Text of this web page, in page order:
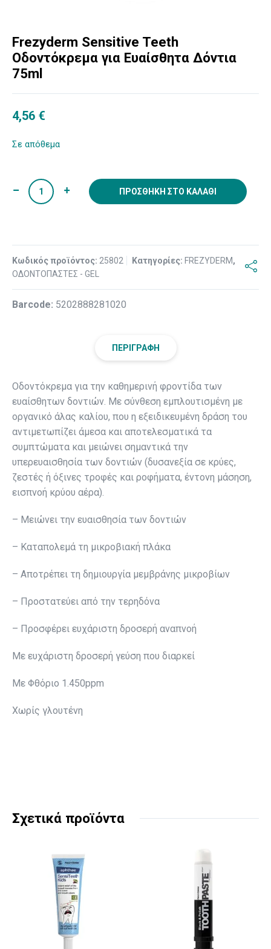
Frezyderm Sensitive Teeth
Οδοντόκρεμα για Ευαίσθητα Δόντια
75ml
4,56 €
Σε απόθεμα
ΠΡΟΣΘΉΚΗ ΣΤΟ ΚΑΛΆΘΙ
Κωδικός προϊόντος: 25802 Κατηγορίες: FREZYDERM,
ΟΔΟΝΤΟΠΑΣΤΕΣ - GEL
Βarcode: 5202888281020
ΠΕΡΙΓΡΑΦΉ
Οδοντόκρεμα για την καθημερινή φροντίδα των
ευαίσθητων δοντιών. Με σύνθεση εμπλουτισμένη με
οργανικό άλας καλίου, που η εξειδικευμένη δράση του
αντιμετωπίζει άμεσα και αποτελεσματικά τα
συμπτώματα και μειώνει σημαντικά την
υπερευαισθησία των δοντιών (δυσανεξία σε κρύες,
ζεστές ή όξινες τροφές και ροφήματα, έντονη μάσηση,
εισπνοή κρύου αέρα).
– Μειώνει την ευαισθησία των δοντιών
– Καταπολεμά τη μικροβιακή πλάκα
– Αποτρέπει τη δημιουργία μεμβράνης μικροβίων
– Προστατεύει από την τερηδόνα
– Προσφέρει ευχάριστη δροσερή αναπνοή
Με ευχάριστη δροσερή γεύση που διαρκεί
Με Φθόριο 1.450ppm
Χωρίς γλουτένη
Σχετικά προϊόντα